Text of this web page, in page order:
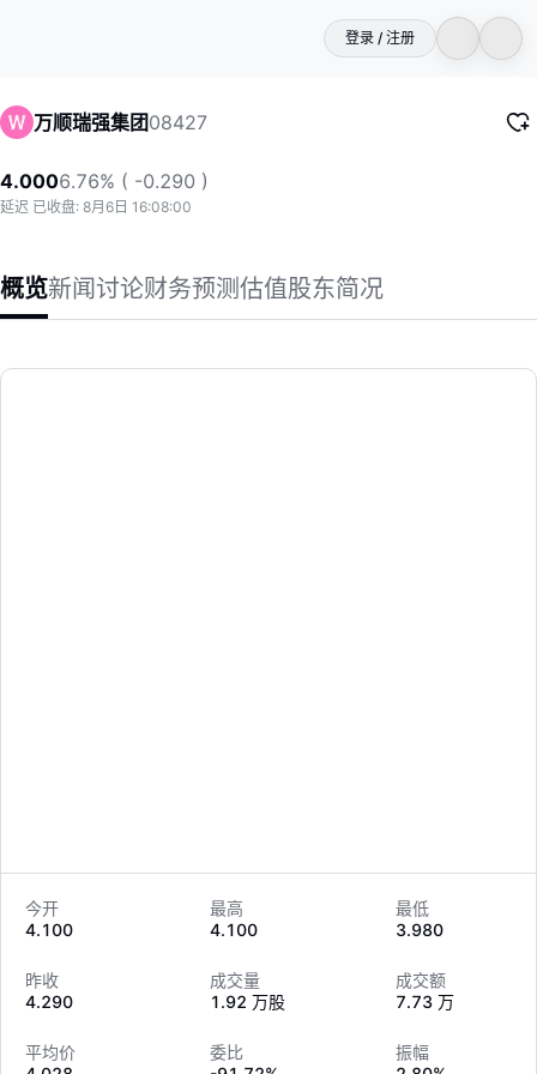
登录 / 注册
万顺瑞强集团08427
4.0006.76% ( -0.290 )
延迟 已收盘: 8月6日 16:08:00
概览新闻讨论财务预测估值股东简况
万顺瑞强集团
本公司及其附属公司 (统称「本集团」) 于马来西亚制造及销
今开
4.100
最高
4.100
最低
3.980
昨收
4.290
成交量
1.92 万股
成交额
7.73 万
平均价
委比
振幅
LongbridgeAI